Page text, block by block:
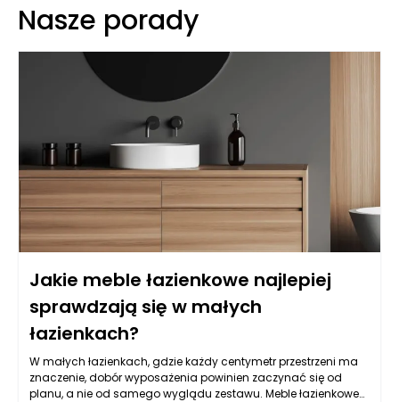
Nasze porady
Jakie meble łazienkowe najlepiej
sprawdzają się w małych
łazienkach?
W małych łazienkach, gdzie każdy centymetr przestrzeni ma
znaczenie, dobór wyposażenia powinien zaczynać się od
planu, a nie od samego wyglądu zestawu. Meble łazienkowe